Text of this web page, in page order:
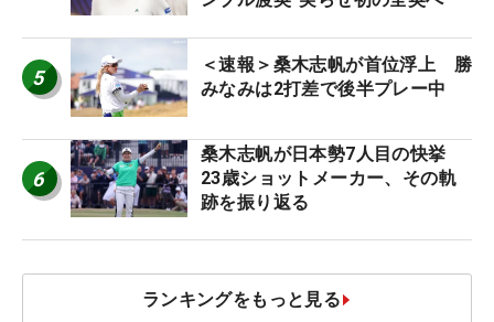
5
＜速報＞桑木志帆が首位浮上 勝
みなみは2打差で後半プレー中
6
桑木志帆が日本勢7人目の快挙
23歳ショットメーカー、その軌
跡を振り返る
ランキングをもっと見る